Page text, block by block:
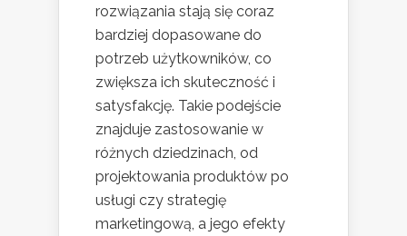
rozwiązania stają się coraz
bardziej dopasowane do
potrzeb użytkowników, co
zwiększa ich skuteczność i
satysfakcję. Takie podejście
znajduje zastosowanie w
różnych dziedzinach, od
projektowania produktów po
usługi czy strategię
marketingową, a jego efekty